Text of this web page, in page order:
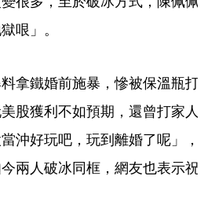
哏」。
拿鐵婚前施暴，慘被保溫瓶打
股獲利不如預期，還曾打家人
沖好玩吧，玩到離婚了呢」，
兩人破冰同框，網友也表示祝